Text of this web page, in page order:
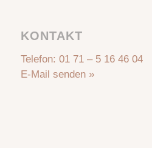
KONTAKT
Telefon: 01 71 – 5 16 46 04
E-Mail senden »